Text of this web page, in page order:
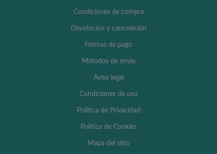
Condiciones de compra
Devolución y cancelación
Formas de pago
Métodos de envío
Aviso legal
Condiciones de uso
Política de Privacidad
Política de Cookies
Mapa del sitio